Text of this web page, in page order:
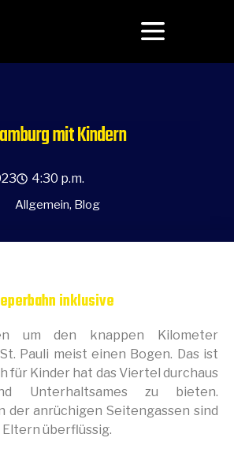
mit Kindern
4:30 p.m.
Allgemein, Blog
inklusive
um den knappen Kilometer
Pauli meist einen Bogen. Das ist
für Kinder hat das Viertel durchaus
Unterhaltsames zu bieten.
der anrüchigen Seitengassen sind
überflüssig.